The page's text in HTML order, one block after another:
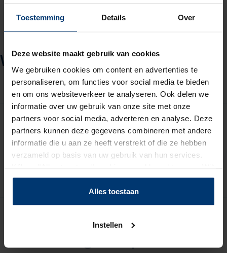
Toestemming Details Over
Deze website maakt gebruik van cookies
We gebruiken cookies om content en advertenties te
personaliseren, om functies voor social media te bieden
en om ons websiteverkeer te analyseren. Ook delen we
informatie over uw gebruik van onze site met onze
partners voor social media, adverteren en analyse. Deze
partners kunnen deze gegevens combineren met andere
informatie die u aan ze heeft verstrekt of die ze hebben
verzameld op basis van uw gebruik van hun services.
u liever geen cookies, klik dan op "instellen". Op onze
kunt u meer lezen over onze cookies.
Alles toestaan
Instellen
Werken voor topwerkgevers